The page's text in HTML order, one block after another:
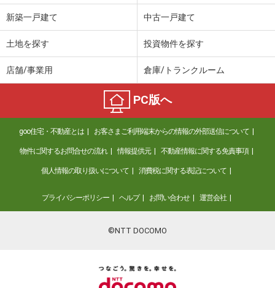
新築一戸建て 中古一戸建て
土地を探す 投資物件を探す
店舗/事業用 倉庫/トランクルーム
PC版へ
goo住宅・不動産とは お客さまご利用端末からの情報の外部送信について
物件に関するお問合せの流れ 情報提供元 不動産情報に関する免責事項
個人情報の取り扱いについて 消費税に関する表記について
プライバシーポリシー ヘルプ お問い合わせ 運営会社
©NTT DOCOMO